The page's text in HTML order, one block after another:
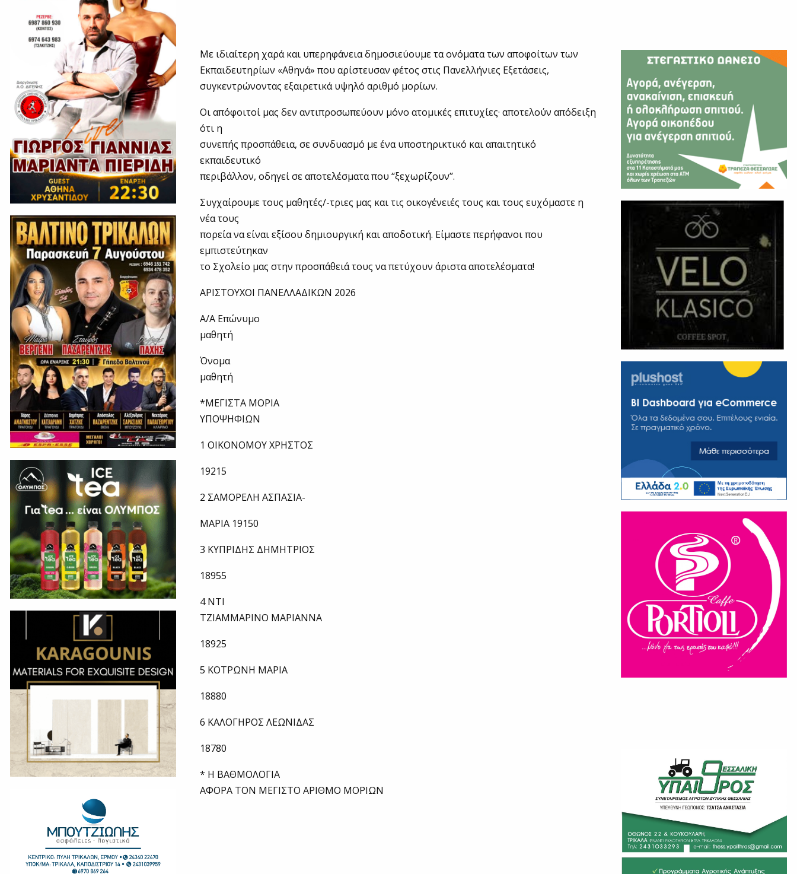
Με ιδιαίτερη χαρά και υπερηφάνεια δημοσιεύουμε τα ονόματα των αποφοίτων των
Εκπαιδευτηρίων «Αθηνά» που αρίστευσαν φέτος στις Πανελλήνιες Εξετάσεις,
συγκεντρώνοντας εξαιρετικά υψηλό αριθμό μορίων.
Οι απόφοιτοί μας δεν αντιπροσωπεύουν μόνο ατομικές επιτυχίες· αποτελούν απόδειξη
ότι η
συνεπής προσπάθεια, σε συνδυασμό με ένα υποστηρικτικό και απαιτητικό
εκπαιδευτικό
περιβάλλον, οδηγεί σε αποτελέσματα που ‘‘ξεχωρίζουν’’.
Συγχαίρουμε τους μαθητές/-τριες μας και τις οικογένειές τους και τους ευχόμαστε η
νέα τους
πορεία να είναι εξίσου δημιουργική και αποδοτική. Είμαστε περήφανοι που
εμπιστεύτηκαν
το Σχολείο μας στην προσπάθειά τους να πετύχουν άριστα αποτελέσματα!
ΑΡΙΣΤΟΥΧΟΙ ΠΑΝΕΛΛΑΔΙΚΩΝ 2026
Α/Α Επώνυμο
μαθητή
Όνομα
μαθητή
*ΜΕΓΙΣΤΑ ΜΟΡΙΑ
ΥΠΟΨΗΦΙΩΝ
1 ΟΙΚΟΝΟΜΟΥ ΧΡΗΣΤΟΣ
19215
2 ΣΑΜΟΡΕΛΗ ΑΣΠΑΣΙΑ-
ΜΑΡΙΑ 19150
3 ΚΥΠΡΙΔΗΣ ΔΗΜΗΤΡΙΟΣ
18955
4 ΝΤΙ
ΤΖΙΑΜΜΑΡΙΝΟ ΜΑΡΙΑΝΝΑ
18925
5 ΚΟΤΡΩΝΗ ΜΑΡΙΑ
18880
6 ΚΑΛΟΓΗΡΟΣ ΛΕΩΝΙΔΑΣ
18780
* Η ΒΑΘΜΟΛΟΓΙΑ
ΑΦΟΡΑ ΤΟΝ ΜΕΓΙΣΤΟ ΑΡΙΘΜΟ ΜΟΡΙΩΝ